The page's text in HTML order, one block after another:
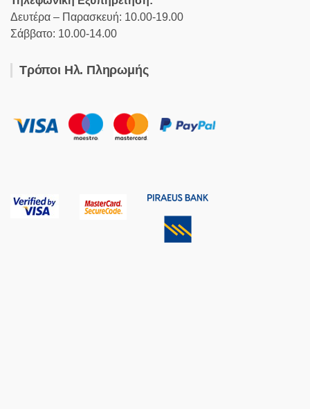
Δευτέρα – Παρασκευή: 10.00-19.00
Σάββατο: 10.00-14.00
Τρόποι Ηλ. Πληρωμής